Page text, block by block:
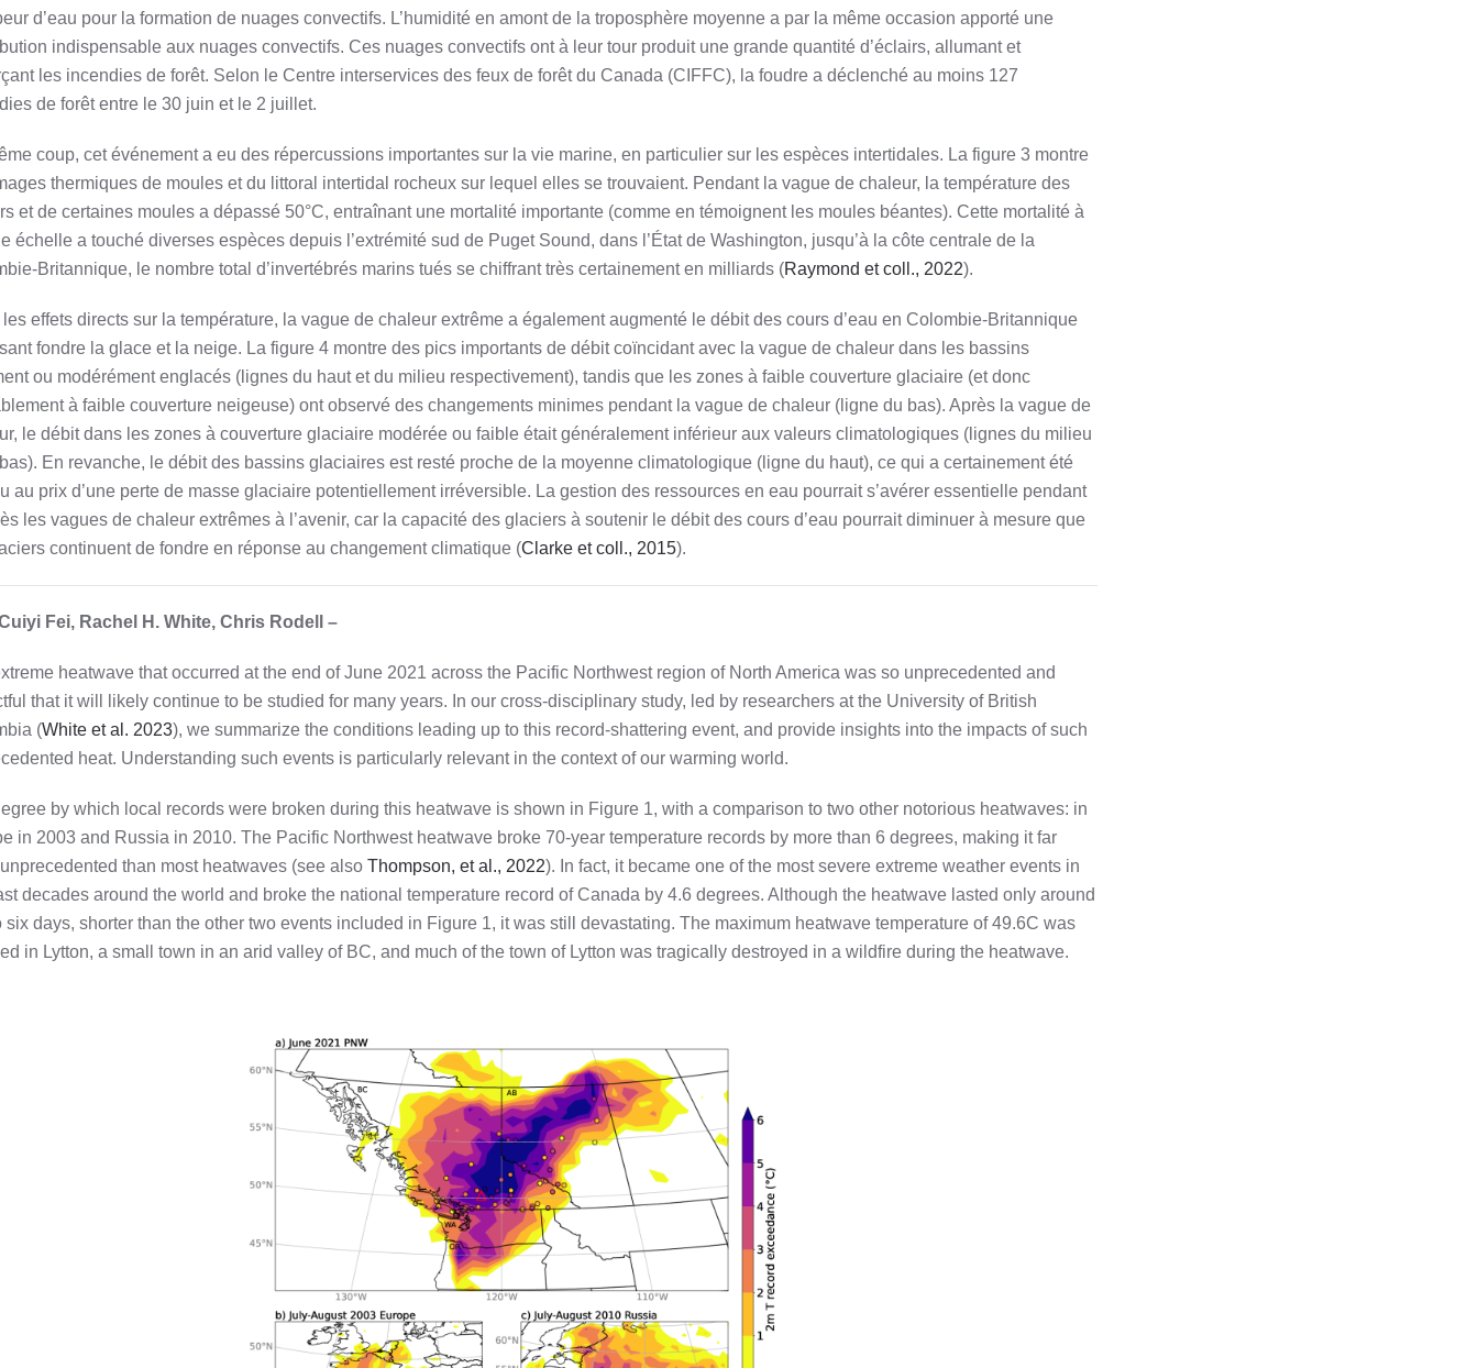
d’eau pour la formation de nuages convectifs. L’humidité en amont de la troposphère moyenne a par la même occasion apporté une
indispensable aux nuages convectifs. Ces nuages convectifs ont à leur tour produit une grande quantité d’éclairs, allumant et
les incendies de forêt. Selon le Centre interservices des feux de forêt du Canada (CIFFC), la foudre a déclenché au moins 127
de forêt entre le 30 juin et le 2 juillet.
coup, cet événement a eu des répercussions importantes sur la vie marine, en particulier sur les espèces intertidales. La figure 3 montre
thermiques de moules et du littoral intertidal rocheux sur lequel elles se trouvaient. Pendant la vague de chaleur, la température des
et de certaines moules a dépassé 50°C, entraînant une mortalité importante (comme en témoignent les moules béantes). Cette mortalité à
échelle a touché diverses espèces depuis l’extrémité sud de Puget Sound, dans l’État de Washington, jusqu’à la côte centrale de la
Britannique, le nombre total d’invertébrés marins tués se chiffrant très certainement en milliards (Raymond et coll., 2022).
les effets directs sur la température, la vague de chaleur extrême a également augmenté le débit des cours d’eau en Colombie-Britannique
fondre la glace et la neige. La figure 4 montre des pics importants de débit coïncidant avec la vague de chaleur dans les bassins
ou modérément englacés (lignes du haut et du milieu respectivement), tandis que les zones à faible couverture glaciaire (et donc
à faible couverture neigeuse) ont observé des changements minimes pendant la vague de chaleur (ligne du bas). Après la vague de
le débit dans les zones à couverture glaciaire modérée ou faible était généralement inférieur aux valeurs climatologiques (lignes du milieu
En revanche, le débit des bassins glaciaires est resté proche de la moyenne climatologique (ligne du haut), ce qui a certainement été
au prix d’une perte de masse glaciaire potentiellement irréversible. La gestion des ressources en eau pourrait s’avérer essentielle pendant
les vagues de chaleur extrêmes à l’avenir, car la capacité des glaciers à soutenir le débit des cours d’eau pourrait diminuer à mesure que
continuent de fondre en réponse au changement climatique (Clarke et coll., 2015).
Fei, Rachel H. White, Chris Rodell –
heatwave that occurred at the end of June 2021 across the Pacific Northwest region of North America was so unprecedented and
that it will likely continue to be studied for many years. In our cross-disciplinary study, led by researchers at the University of British
(White et al. 2023), we summarize the conditions leading up to this record-shattering event, and provide insights into the impacts of such
heat. Understanding such events is particularly relevant in the context of our warming world.
by which local records were broken during this heatwave is shown in Figure 1, with a comparison to two other notorious heatwaves: in
in 2003 and Russia in 2010. The Pacific Northwest heatwave broke 70-year temperature records by more than 6 degrees, making it far
than most heatwaves (see also Thompson, et al., 2022). In fact, it became one of the most severe extreme weather events in
decades around the world and broke the national temperature record of Canada by 4.6 degrees. Although the heatwave lasted only around
six days, shorter than the other two events included in Figure 1, it was still devastating. The maximum heatwave temperature of 49.6C was
in Lytton, a small town in an arid valley of BC, and much of the town of Lytton was tragically destroyed in a wildfire during the heatwave.